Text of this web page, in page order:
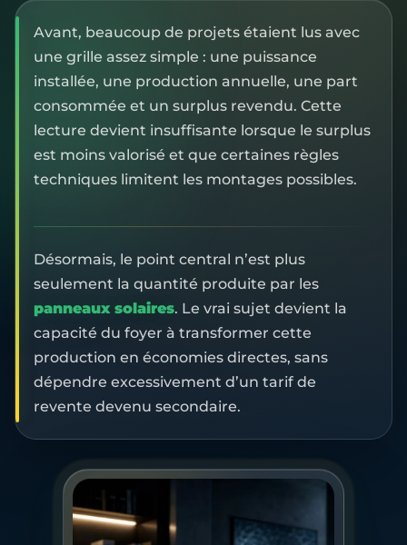
Avant, beaucoup de projets étaient lus avec
une grille assez simple : une puissance
installée, une production annuelle, une part
consommée et un surplus revendu. Cette
lecture devient insuffisante lorsque le surplus
est moins valorisé et que certaines règles
techniques limitent les montages possibles.
Désormais, le point central n’est plus
seulement la quantité produite par les
panneaux solaires. Le vrai sujet devient la
capacité du foyer à transformer cette
production en économies directes, sans
dépendre excessivement d’un tarif de
revente devenu secondaire.